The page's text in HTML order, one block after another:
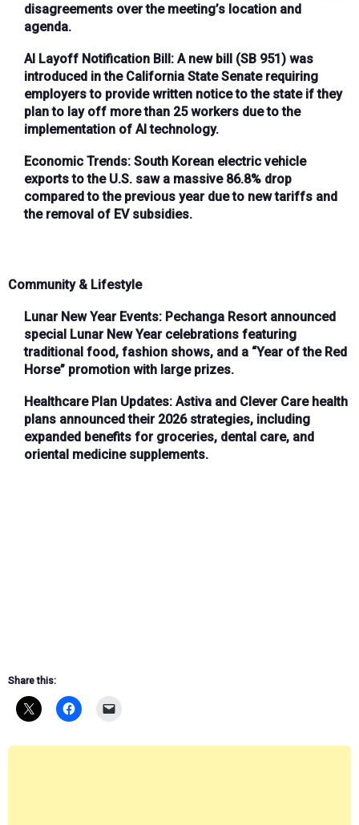
disagreements over the meeting’s location and
agenda.
AI Layoff Notification Bill: A new bill (SB 951) was
introduced in the California State Senate requiring
employers to provide written notice to the state if they
plan to lay off more than 25 workers due to the
implementation of AI technology.
Economic Trends: South Korean electric vehicle
exports to the U.S. saw a massive 86.8% drop
compared to the previous year due to new tariffs and
the removal of EV subsidies.
Community & Lifestyle
Lunar New Year Events: Pechanga Resort announced
special Lunar New Year celebrations featuring
traditional food, fashion shows, and a “Year of the Red
Horse” promotion with large prizes.
Healthcare Plan Updates: Astiva and Clever Care health
plans announced their 2026 strategies, including
expanded benefits for groceries, dental care, and
oriental medicine supplements.
Share this: